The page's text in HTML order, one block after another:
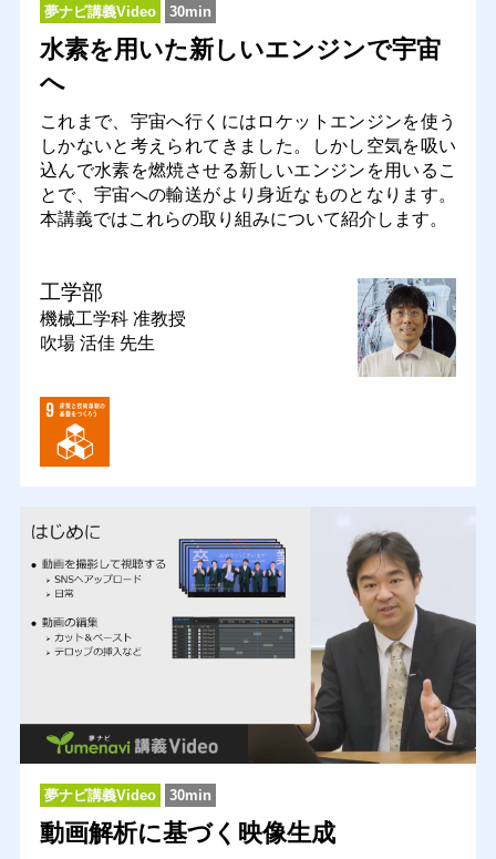
夢ナビ講義Video 30min
水素を用いた新しいエンジンで宇宙
へ
これまで、宇宙へ行くにはロケットエンジンを使う
しかないと考えられてきました。しかし空気を吸い
込んで水素を燃焼させる新しいエンジンを用いるこ
とで、宇宙への輸送がより身近なものとなります。
本講義ではこれらの取り組みについて紹介します。
工学部
機械工学科 准教授
吹場 活佳 先生
夢ナビ講義Video 30min
動画解析に基づく映像生成